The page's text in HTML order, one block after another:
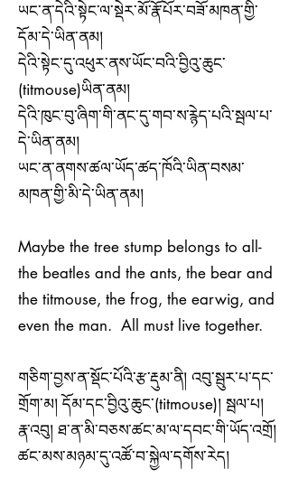
ཡང་ན་དེའི་སྟེང་ལ་སྡེར་མོ་རྣོ་པོར་བཟོ་མཁན་གྱི་
དོམ་དེ་ཡིན་ནམ།
དེའི་སྟེང་དུ་འཕུར་ནས་ཡོང་བའི་བྱིའུ་ཆུང་
(titmouse)ཡིན་ནམ།
དེའི་ཁུང་བུ་ཞིག་གི་ནང་དུ་གབ་ས་རྙེད་པའི་སྦལ་པ་
དེ་ཡིན་ནམ།
ཡང་ན་ནགས་ཚལ་ཡོད་ཚད་ཁོའི་ཡིན་བསམ་
མཁན་གྱི་མི་དེ་ཡིན་ནམ།
Maybe the tree stump belongs to all-
the beatles and the ants, the bear and
the titmouse, the frog, the earwig, and
even the man. All must live together.
གཅིག་བྱས་ན་སྡོང་པོའི་རྩ་རྡུམ་ནི། འབུ་སྦུར་པ་དང་
གྲོག་མ། དོམ་དང་བྱིའུ་ཆུང་(titmouse)། སྦལ་པ།
རྣ་འབུ། ཐ་ན་མི་བཅས་ཚང་མ་ལ་དབང་གི་ཡོད་འགྲོ།
ཚང་མས་མཉམ་དུ་འཚོ་བ་སྐྱེལ་དགོས་རེད།